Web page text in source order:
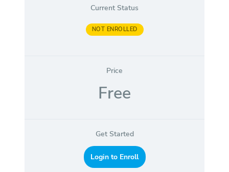
Current Status
NOT ENROLLED
Price
Free
Get Started
Login to Enroll